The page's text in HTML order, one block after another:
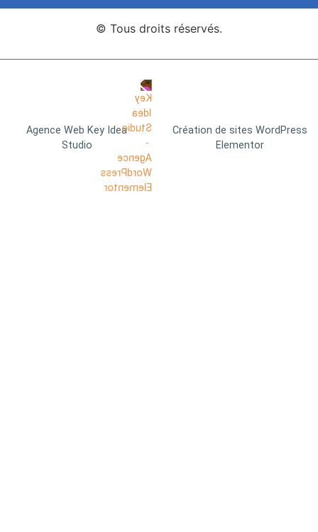
© Tous droits réservés.
Agence Web Key Idea
Studio
Création de sites WordPress
Elementor